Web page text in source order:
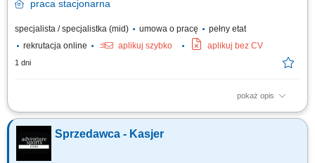
praca stacjonarna
specjalista / specjalistka (mid) umowa o pracę
pełny etat
rekrutacja online
aplikuj szybko aplikuj bez CV
1 dni
pokaż opis
Zakres obowiązków: obsługa klientów zainteresowanych wynajmem i
zakupem kamperów, wydawanie oraz przyjmowanie pojazdów zgodnie z
obowiązującymi procedurami, prowadzenie prezentacji pojazdów i
omawianie ich funkcjonalności, identyfikowanie potrzeb klientów i
Sprzedawca - Kasjer